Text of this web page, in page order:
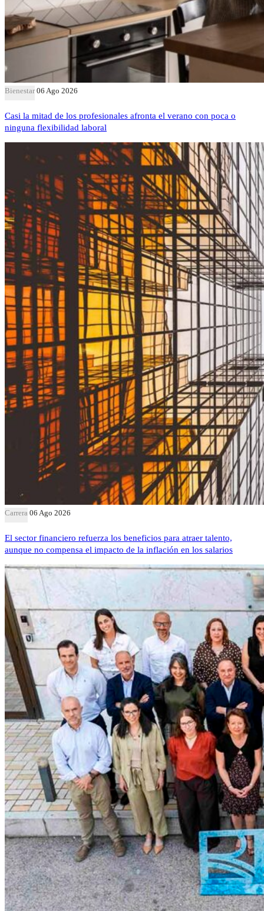
Bienestar 06 Ago 2026
Casi la mitad de los profesionales afronta el verano con poca o
ninguna flexibilidad laboral
Carrera 06 Ago 2026
El sector financiero refuerza los beneficios para atraer talento,
aunque no compensa el impacto de la inflación en los salarios